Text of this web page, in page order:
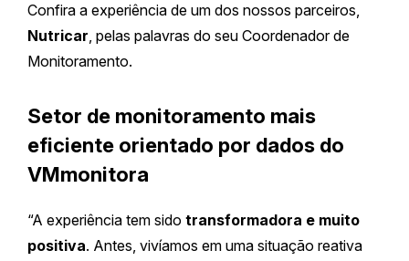
Confira a experiência de um dos nossos parceiros,
Nutricar, pelas palavras do seu Coordenador de
Monitoramento.
Setor de monitoramento mais
eficiente orientado por dados do
VMmonitora
“A experiência tem sido transformadora e muito
positiva. Antes, vivíamos em uma situação reativa